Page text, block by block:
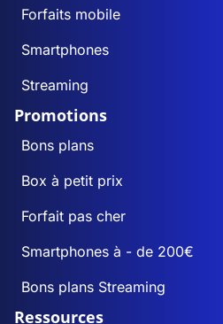
Forfaits mobile
Smartphones
Streaming
Promotions
Bons plans
Box à petit prix
Forfait pas cher
Smartphones à - de 200€
Bons plans Streaming
Ressources